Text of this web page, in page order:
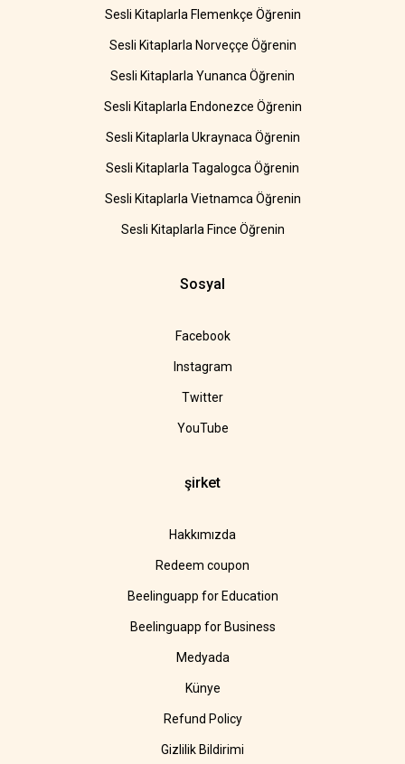
Sesli Kitaplarla Flemenkçe Öğrenin
Sesli Kitaplarla Norveççe Öğrenin
Sesli Kitaplarla Yunanca Öğrenin
Sesli Kitaplarla Endonezce Öğrenin
Sesli Kitaplarla Ukraynaca Öğrenin
Sesli Kitaplarla Tagalogca Öğrenin
Sesli Kitaplarla Vietnamca Öğrenin
Sesli Kitaplarla Fince Öğrenin
Sosyal
Facebook
Instagram
Twitter
YouTube
şirket
Hakkımızda
Redeem coupon
Beelinguapp for Education
Beelinguapp for Business
Medyada
Künye
Refund Policy
Gizlilik Bildirimi